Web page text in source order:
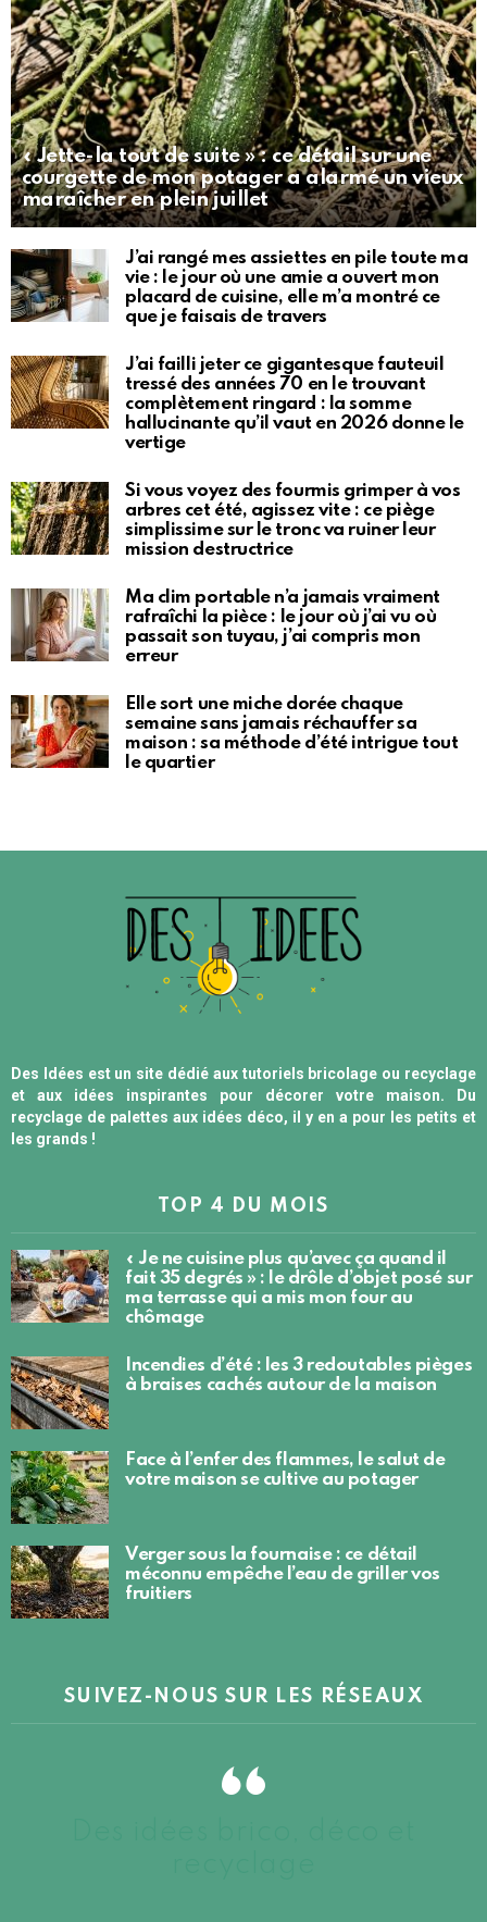
« Jette-la tout de suite » : ce détail sur une
courgette de mon potager a alarmé un vieux
maraîcher en plein juillet
J’ai rangé mes assiettes en pile toute ma
vie : le jour où une amie a ouvert mon
placard de cuisine, elle m’a montré ce
que je faisais de travers
J’ai failli jeter ce gigantesque fauteuil
tressé des années 70 en le trouvant
complètement ringard : la somme
hallucinante qu’il vaut en 2026 donne le
vertige
Si vous voyez des fourmis grimper à vos
arbres cet été, agissez vite : ce piège
simplissime sur le tronc va ruiner leur
mission destructrice
Ma clim portable n’a jamais vraiment
rafraîchi la pièce : le jour où j’ai vu où
passait son tuyau, j’ai compris mon
erreur
Elle sort une miche dorée chaque
semaine sans jamais réchauffer sa
maison : sa méthode d’été intrigue tout
le quartier
Des Idées est un site dédié aux tutoriels bricolage ou recyclage
et aux idées inspirantes pour décorer votre maison. Du
recyclage de palettes aux idées déco, il y en a pour les petits et
les grands !
TOP 4 DU MOIS
« Je ne cuisine plus qu’avec ça quand il
fait 35 degrés » : le drôle d’objet posé sur
ma terrasse qui a mis mon four au
chômage
Incendies d’été : les 3 redoutables pièges
à braises cachés autour de la maison
Face à l’enfer des flammes, le salut de
votre maison se cultive au potager
Verger sous la fournaise : ce détail
méconnu empêche l’eau de griller vos
fruitiers
SUIVEZ-NOUS SUR LES RÉSEAUX